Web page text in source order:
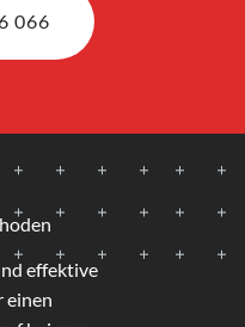
066
effektive
einen